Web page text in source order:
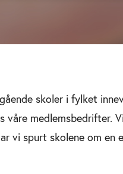
skoler i fylket
våre medlemsbedrifter.
vi spurt skolene om en